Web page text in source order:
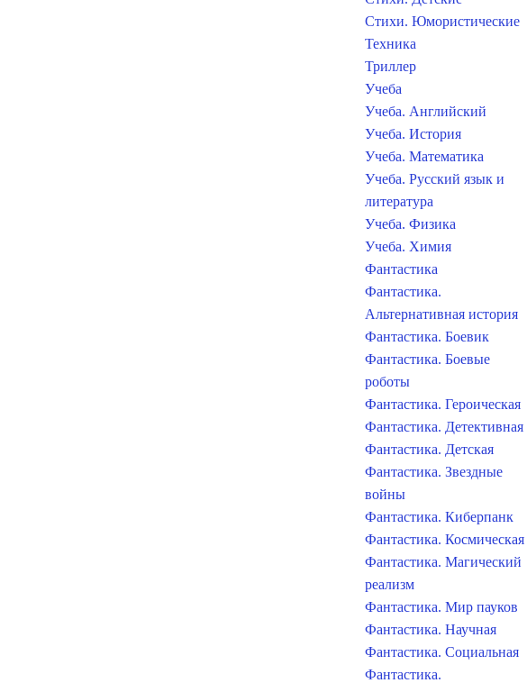
Стихи. Юмористические
Техника
Триллер
Учеба
Учеба. Английский
Учеба. История
Учеба. Математика
Учеба. Русский язык и
литература
Учеба. Физика
Учеба. Химия
Фантастика
Фантастика.
Альтернативная история
Фантастика. Боевик
Фантастика. Боевые
роботы
Фантастика. Героическая
Фантастика. Детективная
Фантастика. Детская
Фантастика. Звездные
войны
Фантастика. Киберпанк
Фантастика. Космическая
Фантастика. Магический
реализм
Фантастика. Мир пауков
Фантастика. Научная
Фантастика. Социальная
Фантастика.